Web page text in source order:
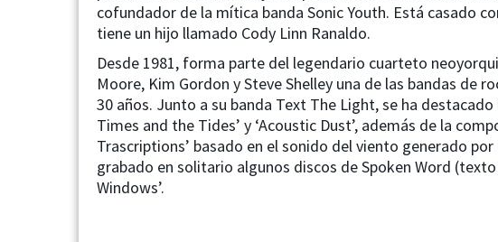
cofundador de la mítica banda Sonic Youth. Está casado
tiene un hijo llamado Cody Linn Ranaldo.
Desde 1981, forma parte del legendario cuarteto
Moore, Kim Gordon y Steve Shelley una de las bandas de
30 años. Junto a su banda Text The Light, se ha
Times and the Tides’ y ‘Acoustic Dust’, además de la
Trascriptions’ basado en el sonido del viento generado por
grabado en solitario algunos discos de Spoken Word
Windows’.